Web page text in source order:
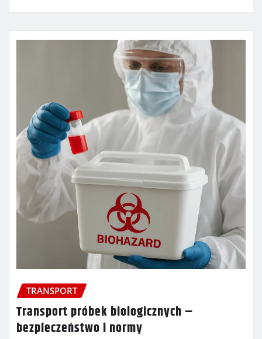
TRANSPORT
Transport próbek biologicznych –
bezpieczeństwo i normy